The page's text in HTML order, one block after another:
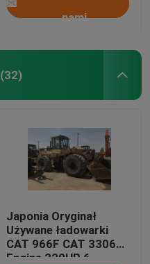
nami
(32)
Japonia Oryginał
Używane ładowarki
CAT 966F CAT 3306
Engine 220HP 6